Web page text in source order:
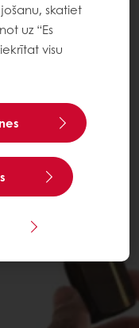
skatiet
uz “Es
visu